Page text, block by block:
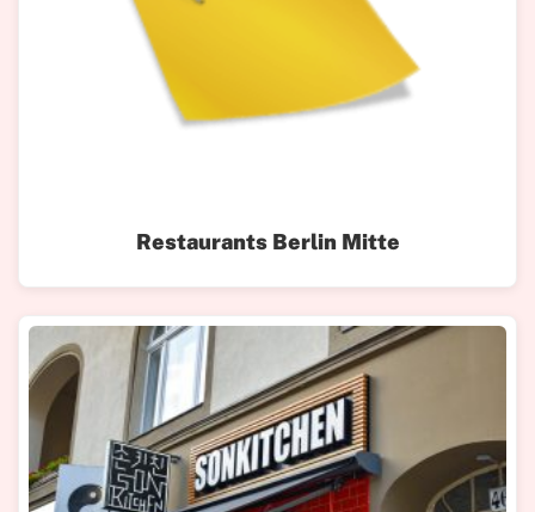
Restaurants Berlin Mitte